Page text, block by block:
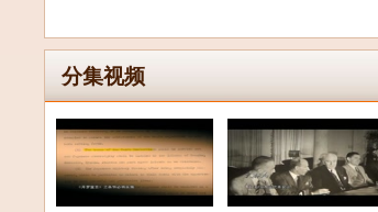
分集视频